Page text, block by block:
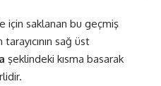
için saklanan bu geçmiş
sağ üst
şeklindeki kısma basarak